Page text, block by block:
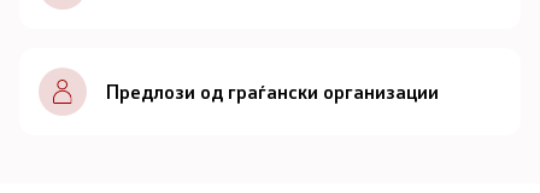
Документи
Записници и дневни редови од седниците на
Советот
Предлози од граѓански организации